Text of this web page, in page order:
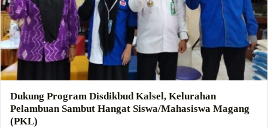
Dukung Program Disdikbud Kalsel, Kelurahan
Pelambuan Sambut Hangat Siswa/Mahasiswa Magang
(PKL)